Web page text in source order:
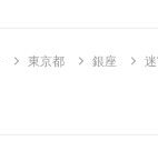
東京都 銀座